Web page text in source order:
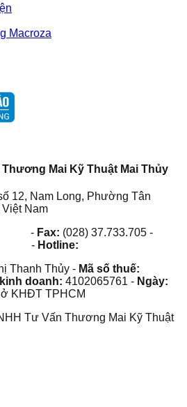
Macroza
Mai Kỹ Thuật Mai Thủy
12, Nam Long, Phường Tân
Nam
- Fax: (028) 37.733.705 -
- Hotline:
Thanh Thủy - Mã số thuế:
doanh: 4102065761 - Ngày:
KHĐT TPHCM
Tư Vấn Thương Mai Kỹ Thuật